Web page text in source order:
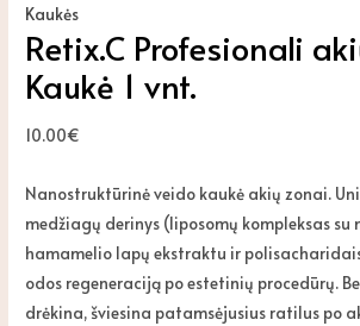
Kaukės
Retix.C Profesionali
Kaukė 1 vnt.
10.00€
Nanostruktūrinė veido kaukė akių zonai.
medžiagų derinys (liposomų kompleksas su
hamamelio lapų ekstraktu ir
odos regeneraciją po estetinių procedūrų.
drėkina, šviesina patamsėjusius ratilus po